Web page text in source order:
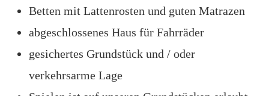
Betten mit Lattenrosten und guten Matrazen
abgeschlossenes Haus für Fahrräder
gesichertes Grundstück und / oder
verkehrsarme Lage